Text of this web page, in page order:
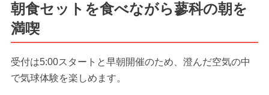
朝食セットを食べながら蓼科の朝を
満喫
受付は5:00スタートと早朝開催のため、澄んだ空気の中
で気球体験を楽しめます。